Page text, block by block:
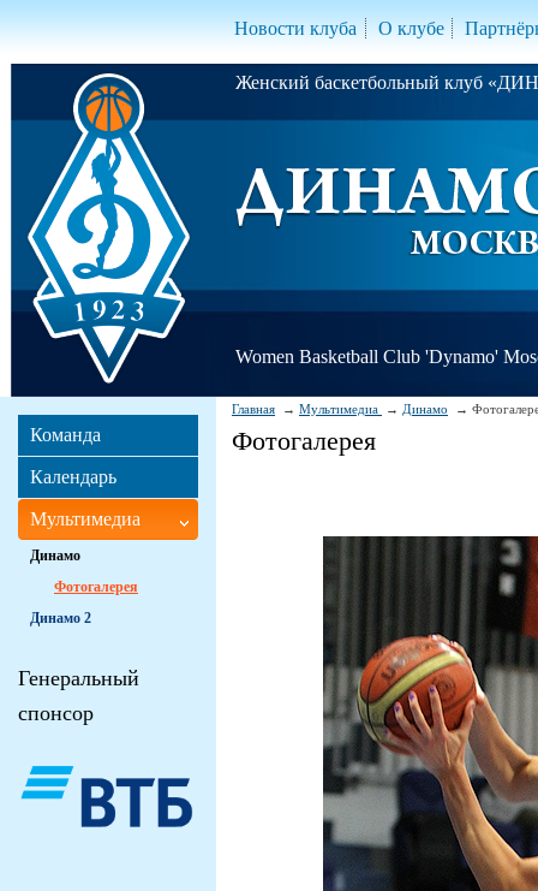
Новости клуба О клубе
Женский баскетбольный клуб
Women Basketball Club 'Dynamo'
Главная Мультимедиа Динамо
Фотогалерея
Команда
Календарь
Мультимедиа
Динамо
Фотогалерея
Динамо 2
Генеральный
спонсор